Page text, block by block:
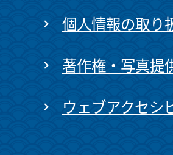
個人情報の取り
著作権・写真提
ウェブアクセシ